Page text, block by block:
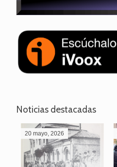
Noticias destacadas
20 mayo, 2026